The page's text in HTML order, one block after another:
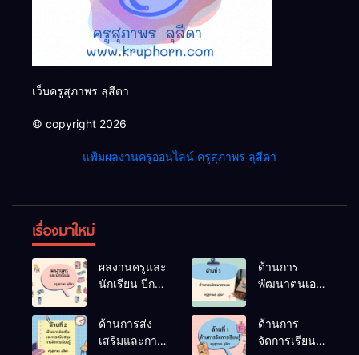
เว็บครูสุภาพร ลุสีดา
© copyright 2026
แฟ้มผลงานครูออนไลน์ ครูสุภาพร ลุสีดา
เรื่องมาใหม่
ผลงานครูและ
นักเรียน ปีการ
ด้านการ
พัฒนาตนเอง
2566
ด้านการส่ง
เสริมและการ
ด้านการ
จัดการเรียนรู้